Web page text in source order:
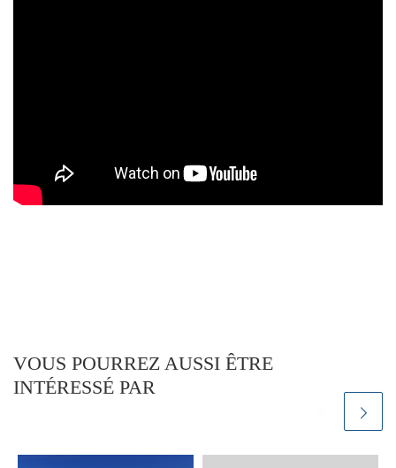
VOUS POURREZ AUSSI ÊTRE
INTÉRESSÉ PAR